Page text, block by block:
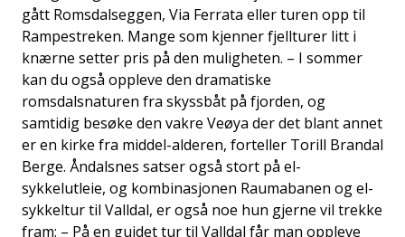
gått Romsdalseggen, Via Ferrata eller turen opp til
Rampestreken. Mange som kjenner fjellturer litt i
knærne setter pris på den muligheten. – I sommer
kan du også oppleve den dramatiske
romsdalsnaturen fra skyssbåt på fjorden, og
samtidig besøke den vakre Veøya der det blant annet
er en kirke fra middel-alderen, forteller Torill Brandal
Berge. Åndalsnes satser også stort på el-
sykkelutleie, og kombinasjonen Raumabanen og el-
sykkeltur til Valldal, er også noe hun gjerne vil trekke
fram: – På en guidet tur til Valldal får man oppleve